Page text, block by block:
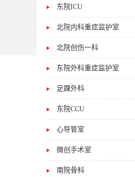
东院ICU
北院内科重症监护室
北院创伤一科
东院外科重症监护室
足踝外科
东院CCU
心导管室
微创手术室
南院骨科